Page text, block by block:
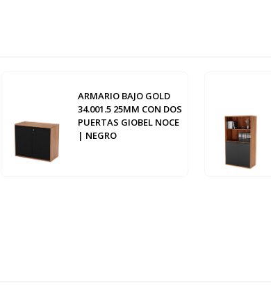
ARMARIO BAJO GOLD
34.001.5 25MM CON DOS
PUERTAS GIOBEL NOCE
| NEGRO